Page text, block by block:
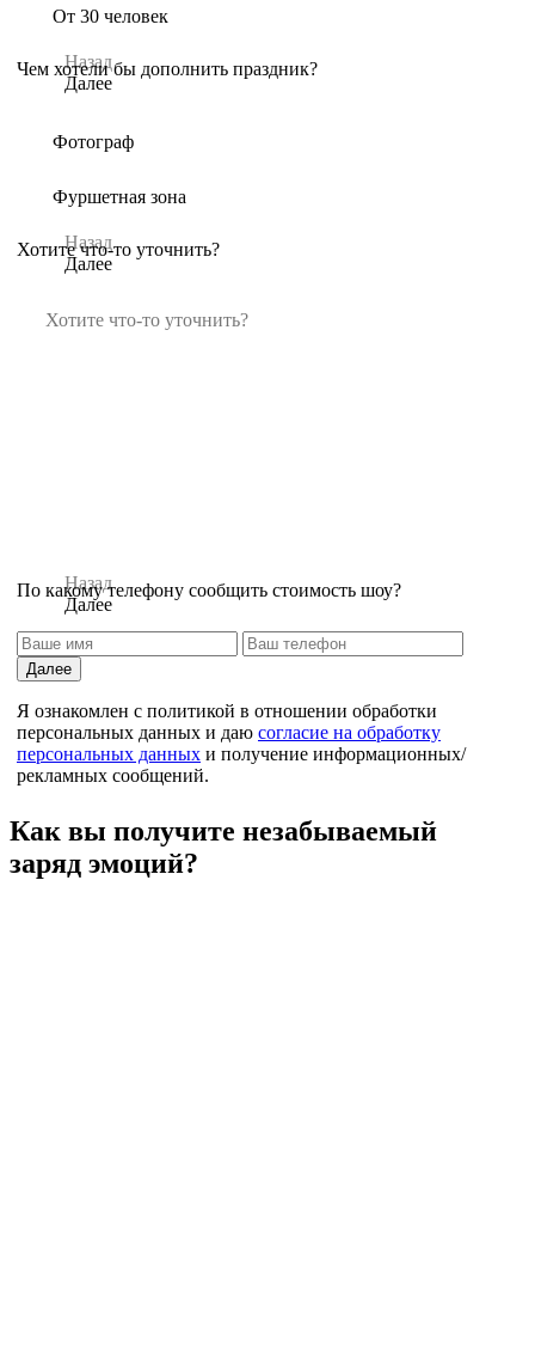
От 30 человек
Назад
Далее
Чем хотели бы дополнить праздник?
Фотограф
Фуршетная зона
Назад
Далее
Хотите что-то уточнить?
Назад
Далее
По какому телефону сообщить стоимость шоу?
Далее
Я ознакомлен с политикой в отношении обработки
персональных данных и даю согласие на обработку
персональных данных и получение информационных/
рекламных сообщений.
Как вы получите незабываемый
заряд эмоций?